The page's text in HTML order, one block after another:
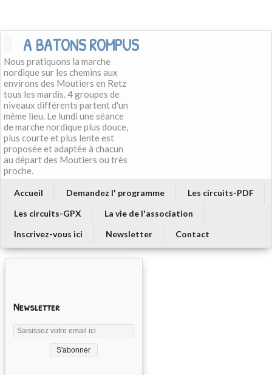
A BATONS ROMPUS
Nous pratiquons la marche
nordique sur les chemins aux
environs des Moutiers en Retz
tous les mardis. 4 groupes de
niveaux différents partent d'un
même lieu. Le lundi une séance
de marche nordique plus douce,
plus courte et plus lente est
proposée et adaptée à chacun
au départ des Moutiers ou très
proche.
Accueil Demandez l' programme
Les circuits-PDF
Les circuits-GPX
La vie de l'association
Inscrivez-vous ici
Newsletter Contact
Newsletter